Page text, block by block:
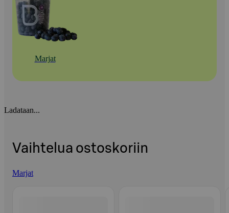
Marjat
Ladataan...
Vaihtelua ostoskoriin
Marjat